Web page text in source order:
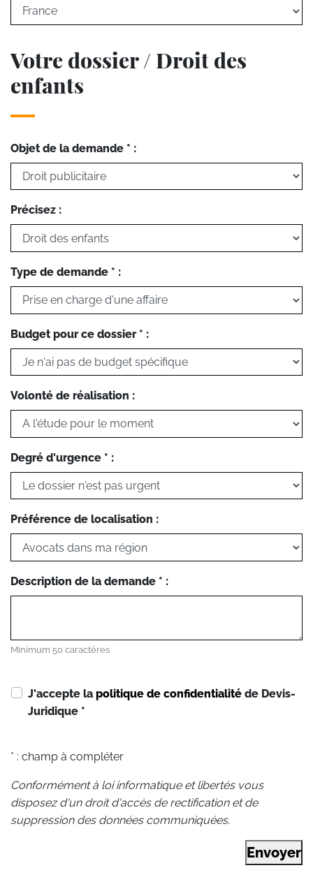
Votre dossier / Droit des
enfants
Objet de la demande * :
Précisez :
Type de demande * :
Budget pour ce dossier * :
Volonté de réalisation :
Degré d'urgence * :
Préférence de localisation :
Description de la demande * :
Minimum 50 caractères
J'accepte la politique de confidentialité de Devis-
Juridique *
* : champ à compléter
Conformément à loi informatique et libertés vous
disposez d'un droit d'accès de rectification et de
suppression des données communiquées.
Envoyer